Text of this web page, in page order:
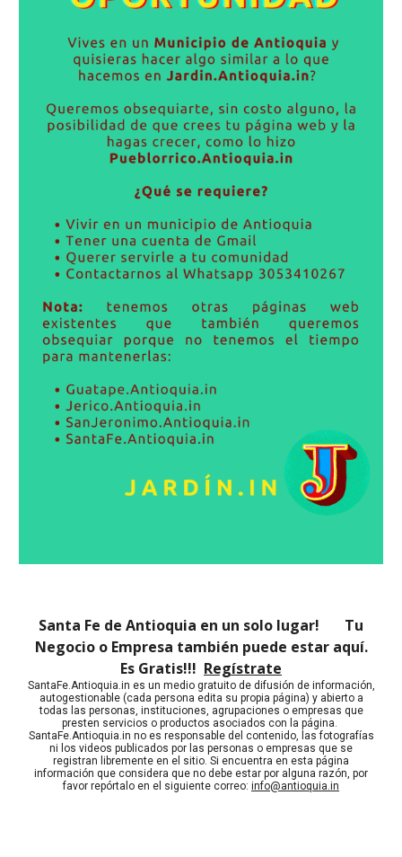
Santa Fe de Antioquia en un solo lugar! Tu
Negocio o Empresa también puede estar aquí.
Es Gratis!!! Regístrate
SantaFe.Antioquia.in es un medio gratuito de difusión de información,
autogestionable (cada persona edita su propia página) y abierto a
todas las personas, instituciones, agrupaciones o empresas que
presten servicios o productos asociados con la página.
SantaFe.Antioquia.in no es responsable del contenido, las fotografías
ni los videos publicados por las personas o empresas que se
registran libremente en el sitio. Si encuentra en esta página
información que considera que no debe estar por alguna razón, por
favor repórtalo en el siguiente correo: info@antioquia.in